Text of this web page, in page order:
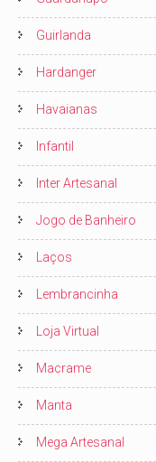
Guirlanda
Hardanger
Havaianas
Infantil
Inter Artesanal
Jogo de Banheiro
Laços
Lembrancinha
Loja Virtual
Macrame
Manta
Mega Artesanal